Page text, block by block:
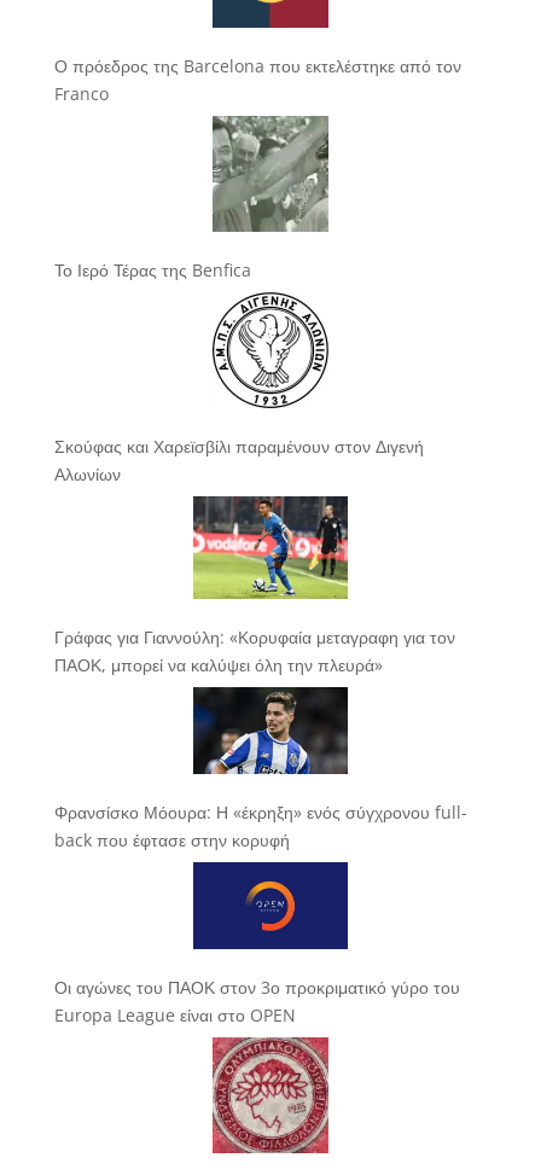
Ο πρόεδρος της Barcelona που εκτελέστηκε από τον
Franco
Το Ιερό Τέρας της Benfica
Σκούφας και Χαρεϊσβίλι παραμένουν στον Διγενή
Αλωνίων
Γράφας για Γιαννούλη: «Κορυφαία μεταγραφη για τον
ΠΑΟΚ, μπορεί να καλύψει όλη την πλευρά»
Φρανσίσκο Μόουρα: Η «έκρηξη» ενός σύγχρονου full-
back που έφτασε στην κορυφή
Οι αγώνες του ΠΑΟΚ στον 3ο προκριματικό γύρο του
Europa League είναι στο OPEN